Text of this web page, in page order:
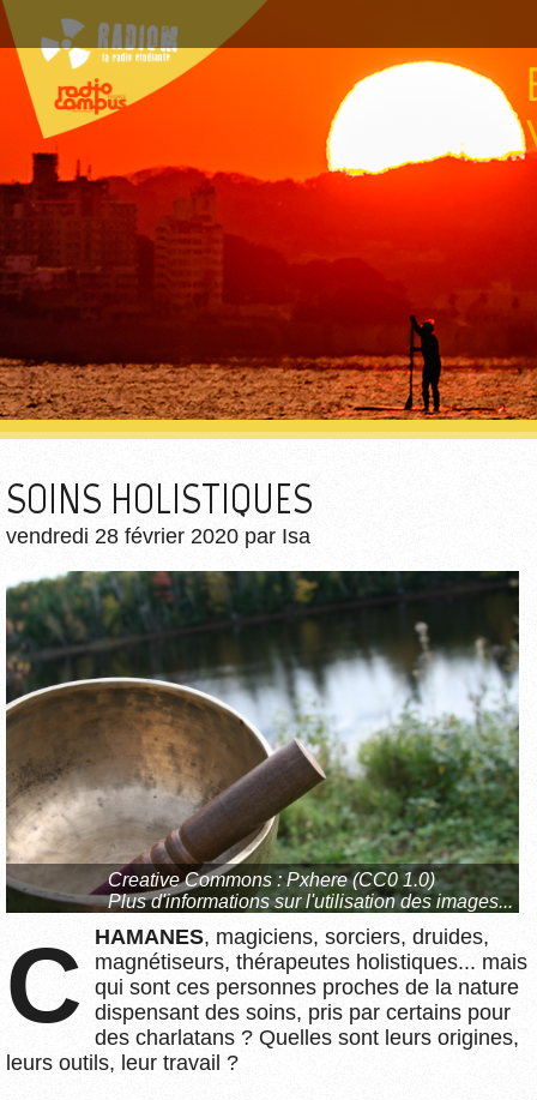
SOINS HOLISTIQUES
vendredi 28 février 2020 par Isa
Creative Commons :Pxhere(CC0 1.0)
Plus d'informations sur l'utilisation des images...
CHAMANES, magiciens, sorciers, druides,
magnétiseurs, thérapeutes holistiques... mais
qui sont ces personnes proches de la nature
dispensant des soins, pris par certains pour
des charlatans ? Quelles sont leurs origines,
leurs outils, leur travail ?